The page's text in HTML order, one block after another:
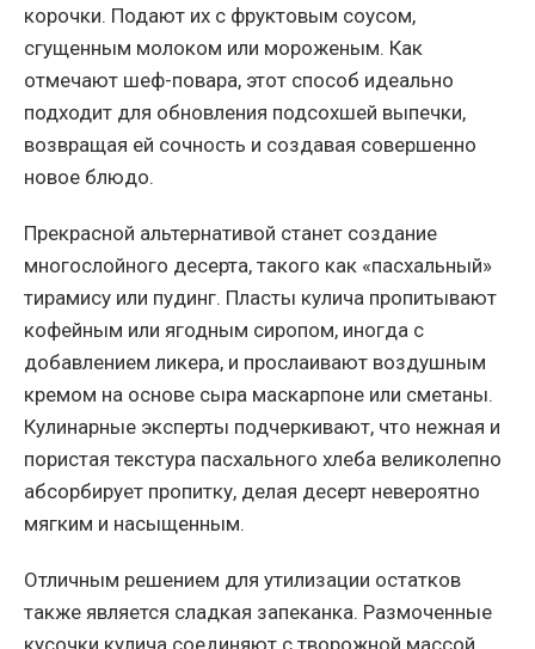
корочки. Подают их с фруктовым соусом,
сгущенным молоком или мороженым. Как
отмечают шеф-повара, этот способ идеально
подходит для обновления подсохшей выпечки,
возвращая ей сочность и создавая совершенно
новое блюдо.
Прекрасной альтернативой станет создание
многослойного десерта, такого как «пасхальный»
тирамису или пудинг. Пласты кулича пропитывают
кофейным или ягодным сиропом, иногда с
добавлением ликера, и прослаивают воздушным
кремом на основе сыра маскарпоне или сметаны.
Кулинарные эксперты подчеркивают, что нежная и
пористая текстура пасхального хлеба великолепно
абсорбирует пропитку, делая десерт невероятно
мягким и насыщенным.
Отличным решением для утилизации остатков
также является сладкая запеканка. Размоченные
кусочки кулича соединяют с творожной массой,